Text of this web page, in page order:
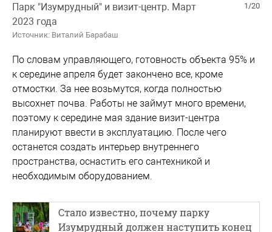
1/20
Парк "Изумрудный" и визит-центр. Март
2023 года
Источник: Виталий Барабаш
По словам управляющего, готовность объекта 95% и
к середине апреля будет закончено все, кроме
отмостки. За нее возьмутся, когда полностью
высохнет почва. Работы не займут много времени,
поэтому к середине мая здание визит-центра
планируют ввести в эксплуатацию. После чего
останется создать интерьер внутреннего
пространства, оснастить его сантехникой и
необходимым оборудованием.
Стало известно, почему парку
Изумрудный должен наступить конец